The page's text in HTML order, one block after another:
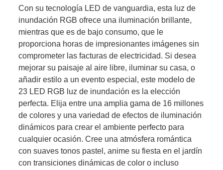
Con su tecnología LED de vanguardia, esta luz de
inundación RGB ofrece una iluminación brillante,
mientras que es de bajo consumo, que le
proporciona horas de impresionantes imágenes sin
comprometer las facturas de electricidad. Si desea
mejorar su paisaje al aire libre, iluminar su casa, o
añadir estilo a un evento especial, este modelo de
23 LED RGB luz de inundación es la elección
perfecta. Elija entre una amplia gama de 16 millones
de colores y una variedad de efectos de iluminación
dinámicos para crear el ambiente perfecto para
cualquier ocasión. Cree una atmósfera romántica
con suaves tonos pastel, anime su fiesta en el jardín
con transiciones dinámicas de color o incluso